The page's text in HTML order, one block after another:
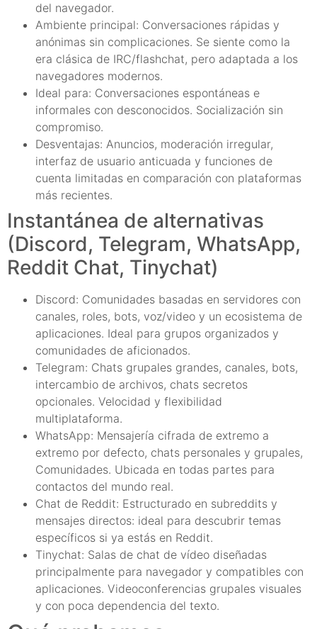
del navegador.
Ambiente principal: Conversaciones rápidas y
anónimas sin complicaciones. Se siente como la
era clásica de IRC/flashchat, pero adaptada a los
navegadores modernos.
Ideal para: Conversaciones espontáneas e
informales con desconocidos. Socialización sin
compromiso.
Desventajas: Anuncios, moderación irregular,
interfaz de usuario anticuada y funciones de
cuenta limitadas en comparación con plataformas
más recientes.
Instantánea de alternativas
(Discord, Telegram, WhatsApp,
Reddit Chat, Tinychat)
Discord: Comunidades basadas en servidores con
canales, roles, bots, voz/video y un ecosistema de
aplicaciones. Ideal para grupos organizados y
comunidades de aficionados.
Telegram: Chats grupales grandes, canales, bots,
intercambio de archivos, chats secretos
opcionales. Velocidad y flexibilidad
multiplataforma.
WhatsApp: Mensajería cifrada de extremo a
extremo por defecto, chats personales y grupales,
Comunidades. Ubicada en todas partes para
contactos del mundo real.
Chat de Reddit: Estructurado en subreddits y
mensajes directos: ideal para descubrir temas
específicos si ya estás en Reddit.
Tinychat: Salas de chat de vídeo diseñadas
principalmente para navegador y compatibles con
aplicaciones. Videoconferencias grupales visuales
y con poca dependencia del texto.